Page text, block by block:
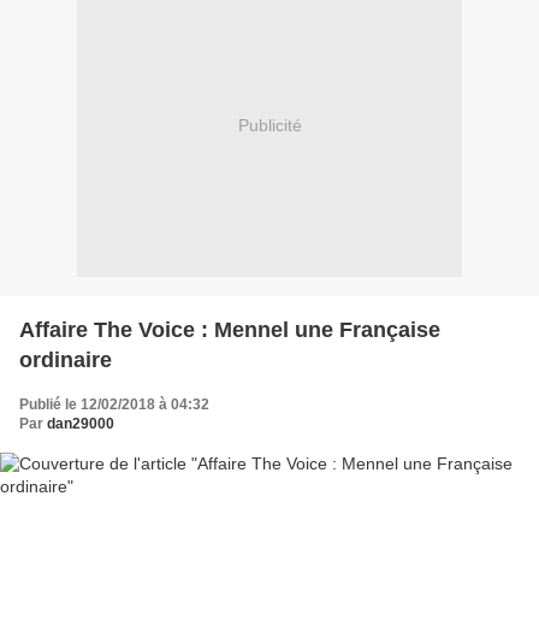
Publicité
Affaire The Voice : Mennel une Française
ordinaire
Publié le 12/02/2018 à 04:32
Par dan29000